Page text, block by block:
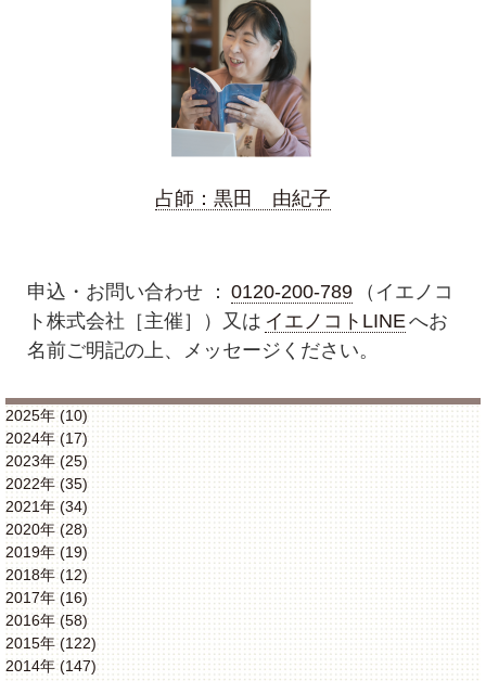
占師：黒田 由紀子
申込・お問い合わせ ： 0120-200-789
（イエノコ
ト株式会社［主催］）又は イエノコトLINEへお
名前ご明記の上、メッセージください。
2025年 (10)
2024年 (17)
2023年 (25)
2022年 (35)
2021年 (34)
2020年 (28)
2019年 (19)
2018年 (12)
2017年 (16)
2016年 (58)
2015年 (122)
2014年 (147)